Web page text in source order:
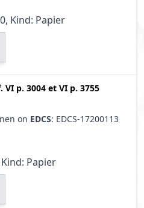
Kind: Papier
VI p. 3004 et VI p. 3755
on EDCS: EDCS-17200113
Papier